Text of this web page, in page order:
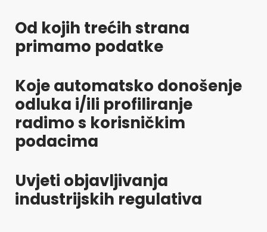
Od kojih trećih strana
primamo podatke
Koje automatsko donošenje
odluka i/ili profiliranje
radimo s korisničkim
podacima
Uvjeti objavljivanja
industrijskih regulativa